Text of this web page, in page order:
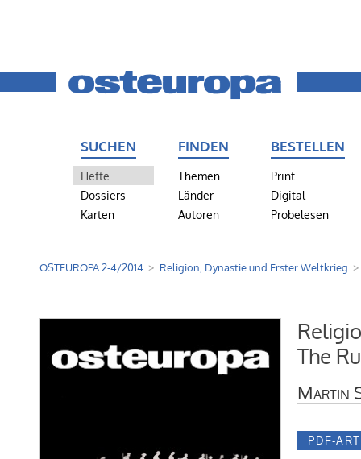
SUCHEN
Hefte
Dossiers
Karten
FINDEN
Themen
Länder
Autoren
BESTELLEN
Print
Digital
Probelesen
OSTEUROPA 2-4/2014 Religion, Dynastie und Erster Weltkrieg
The
Martin